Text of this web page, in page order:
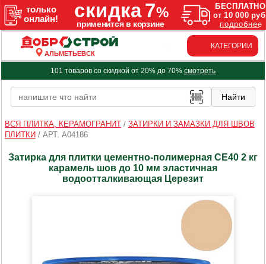
АЛЬМЕТЬЕВСК
КАТЕГОРИИ
101 товаров со скидкой от 20% до 70% смотреть
ВСЯ ПЛИТКА, КЕРАМОГРАНИТ/ ЗАТИРКИ И ЗАМАЗКИ ДЛЯ ШВОВ
ПЛИТКИ / АРТ. A04186
Затирка для плитки цементно-полимерная CE40 2 кг
карамель шов до 10 мм эластичная
водоотталкивающая Церезит